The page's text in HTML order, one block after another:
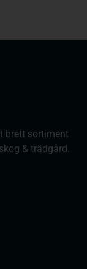
brett sortiment
& trädgård.